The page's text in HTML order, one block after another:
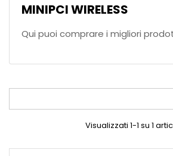
MINIPCI WIRELESS
Qui puoi comprare i migliori
Visualizzati 1-1 su 1